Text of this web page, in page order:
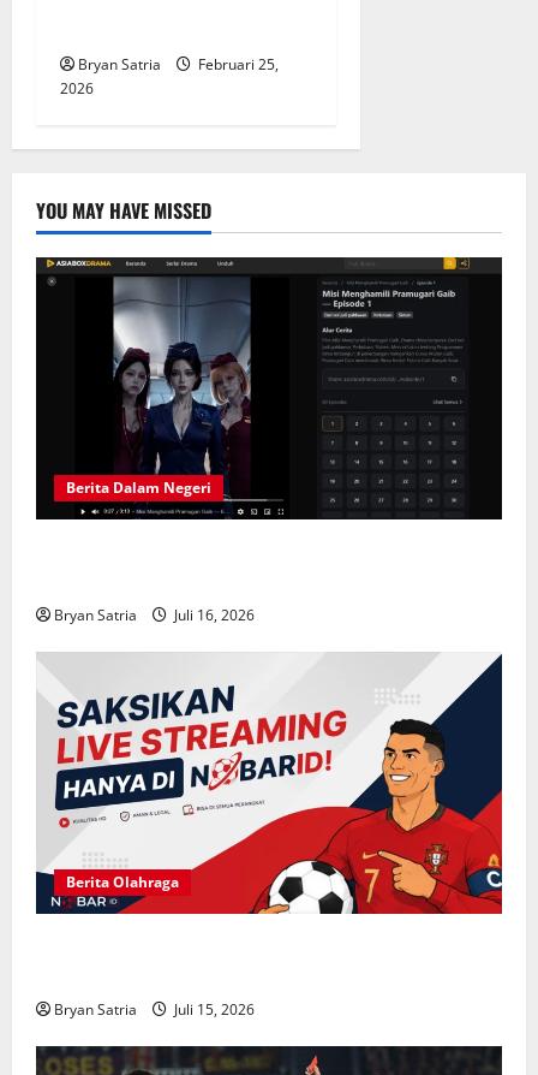
Bryan Satria
Februari 25,
2026
YOU MAY HAVE MISSED
Berita Dalam Negeri
Bryan Satria Juli 16, 2026
Berita Olahraga
Bryan Satria Juli 15, 2026